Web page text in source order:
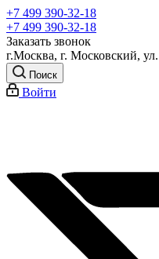
+7 499 390-32-18
+7 499 390-32-18
Заказать звонок
г.Москва, г. Московский,
Поиск
Войти